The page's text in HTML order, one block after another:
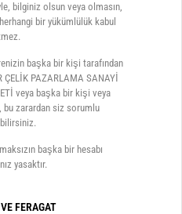
bilginiz olsun veya olmasın,
bir yükümlülük kabul
başka bir kişi tarafından
ÇELİK PAZARLAMA SANAYİ
veya başka bir kişi veya
bu zarardan siz sorumlu
başka bir hesabı
yasaktır.
FERAGAT